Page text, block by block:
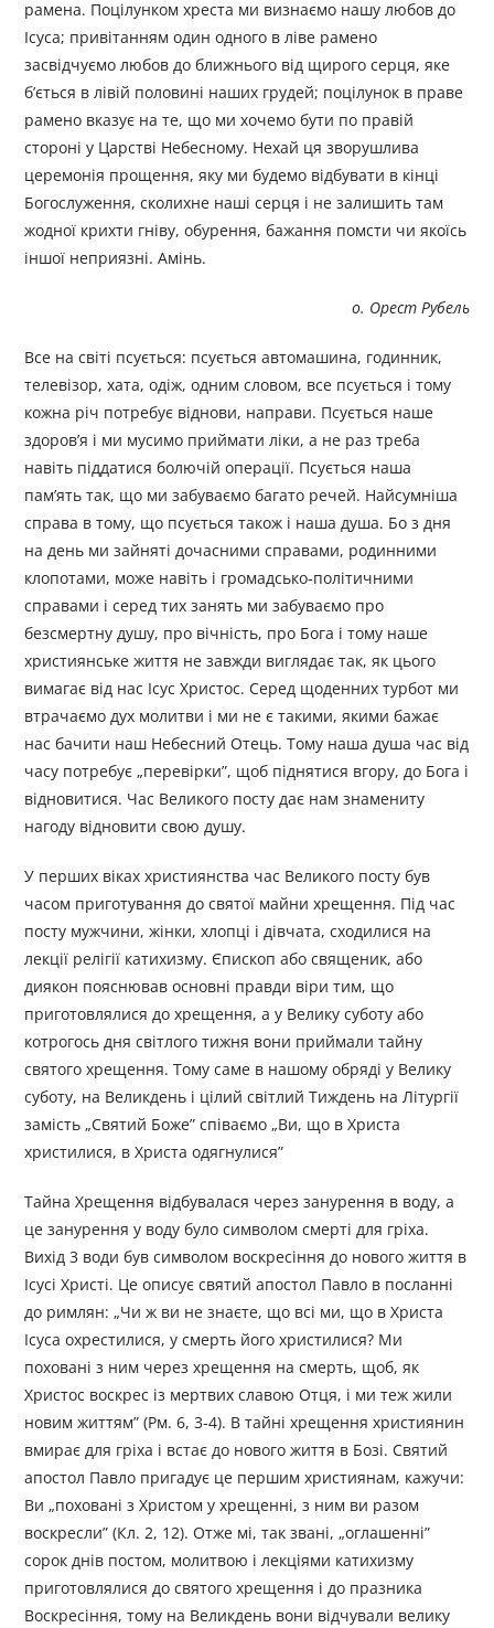
рамена. Поцілунком хреста ми визнаємо нашу любов до
Ісуса; привітанням один одного в ліве рамено
засвідчуємо любов до ближнього від щирого серця, яке
б’ється в лівій половині наших грудей; поцілунок в праве
рамено вказує на те, що ми хочемо бути по правій
стороні у Царстві Небесному. Нехай ця зворушлива
церемонія прощення, яку ми будемо відбувати в кінці
Богослуження, сколихне наші серця і не залишить там
жодної крихти гніву, обурення, бажання помсти чи якоїсь
іншої неприязні. Амінь.
о. Орест Рубель
Все на світі псується: псується автомашина, годинник,
телевізор, хата, одіж, одним словом, все псується і тому
кожна річ потребує віднови, направи. Псується наше
здоров’я і ми мусимо приймати ліки, а не раз треба
навіть піддатися болючій операції. Псується наша
пам’ять так, що ми забуваємо багато речей. Найсумніша
справа в тому, що псується також і наша душа. Бо з дня
на день ми зайняті дочасними справами, родинними
клопотами, може навіть і громадсько-політичними
справами і серед тих занять ми забуваємо про
безсмертну душу, про вічність, про Бога і тому наше
християнське життя не завжди виглядає так, як цього
вимагає від нас Ісус Христос. Серед щоденних турбот ми
втрачаємо дух молитви і ми не є такими, якими бажає
нас бачити наш Небесний Отець. Тому наша душа час від
часу потребує „перевірки”, щоб піднятися вгору, до Бога і
відновитися. Час Великого посту дає нам знамениту
нагоду відновити свою душу.
У перших віках християнства час Великого посту був
часом приготування до святої майни хрещення. Під час
посту мужчини, жінки, хлопці і дівчата, сходилися на
лекції релігії катихизму. Єпископ або священик, або
диякон пояснював основні правди віри тим, що
приготовлялися до хрещення, а у Велику суботу або
котрогось дня світлого тижня вони приймали тайну
святого хрещення. Тому саме в нашому обряді у Велику
суботу, на Великдень і цілий світлий Тиждень на Літургії
замість „Святий Боже” співаємо „Ви, що в Христа
христилися, в Христа одягнулися”
Тайна Хрещення відбувалася через занурення в воду, а
це занурення у воду було символом смерті для гріха.
Вихід 3 води був символом воскресіння до нового життя в
Ісусі Христі. Це описує святий апостол Павло в посланні
до римлян: „Чи ж ви не знаєте, що всі ми, що в Христа
Ісуса охрестилися, у смерть його христилися? Ми
поховані з ним через хрещення на смерть, щоб, як
Христос воскрес із мертвих славою Отця, і ми теж жили
новим життям” (Рм. 6, 3-4). B тайні хрещення християнин
вмирає для гріха і встає до нового життя в Бозі. Святий
апостол Павло пригадує це першим християнам, кажучи:
Ви „поховані з Христом у хрещенні, з ним ви разом
воскресли” (Кл. 2, 12). Отже мі, так звані, „оглашенні”
сорок днів постом, молитвою і лекціями катихизму
приготовлялися до святого хрещення і до празника
Воскресіння, тому на Великдень вони відчували велику